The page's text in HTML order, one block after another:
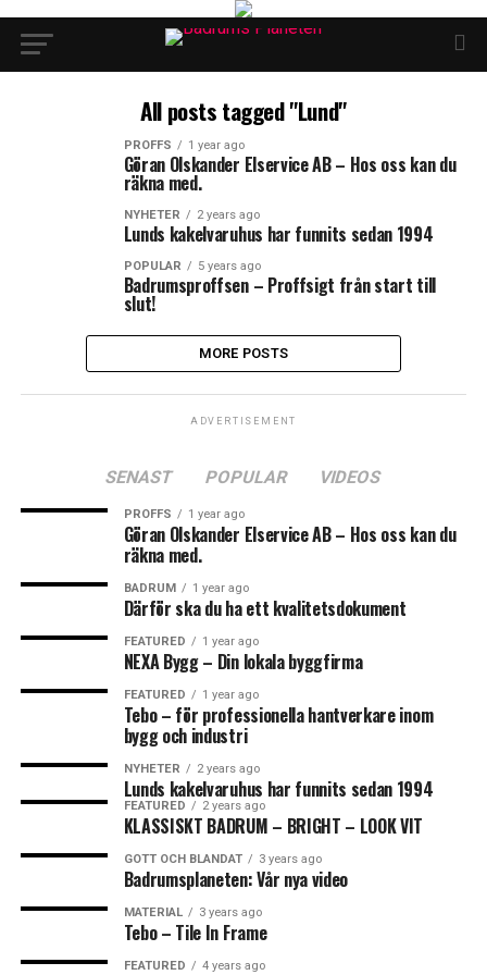
All posts tagged "Lund"
PROFFS 1 year ago
Göran Olskander Elservice AB – Hos oss kan du
räkna med.
NYHETER 2 years ago
Lunds kakelvaruhus har funnits sedan 1994
POPULAR 5 years ago
Badrumsproffsen – Proffsigt från start till
slut!
MORE POSTS
ADVERTISEMENT
SENAST POPULAR VIDEOS
PROFFS 1 year ago
Göran Olskander Elservice AB – Hos oss kan du
räkna med.
BADRUM 1 year ago
Därför ska du ha ett kvalitetsdokument
FEATURED 1 year ago
NEXA Bygg – Din lokala byggfirma
FEATURED 1 year ago
Tebo – för professionella hantverkare inom
bygg och industri
NYHETER 2 years ago
Lunds kakelvaruhus har funnits sedan 1994
FEATURED 2 years ago
KLASSISKT BADRUM – BRIGHT – LOOK VIT
GOTT OCH BLANDAT 3 years ago
Badrumsplaneten: Vår nya video
MATERIAL 3 years ago
Tebo – Tile In Frame
FEATURED 4 years ago